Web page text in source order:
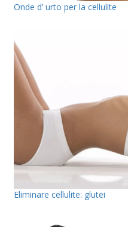
Onde d’ urto per la cellulite
Eliminare cellulite: glutei